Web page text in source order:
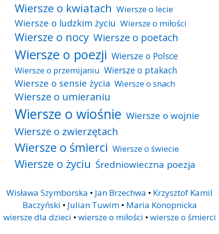
Wiersze o kwiatach Wiersze o lecie
Wiersze o ludzkim życiu Wiersze o miłości
Wiersze o nocy Wiersze o poetach
Wiersze o poezji Wiersze o Polsce
Wiersze o przemijaniu Wiersze o ptakach
Wiersze o sensie życia Wiersze o snach
Wiersze o umieraniu
Wiersze o wiośnie Wiersze o wojnie
Wiersze o zwierzętach
Wiersze o śmierci Wiersze o świecie
Wiersze o życiu Średniowieczna poezja
Wisława Szymborska • Jan Brzechwa • Krzysztof Kamil
Baczyński • Julian Tuwim• Maria Konopnicka
wiersze dla dzieci • wiersze o miłości • wiersze o śmierci